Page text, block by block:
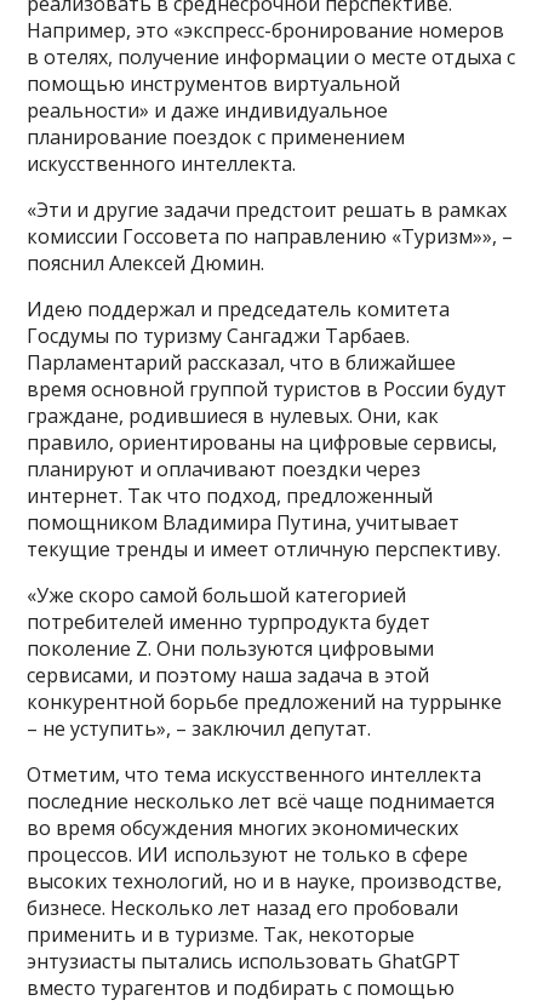
Например, это «экспресс-бронирование номеров
в отелях, получение информации о месте отдыха с
помощью инструментов виртуальной
реальности» и даже индивидуальное
планирование поездок с применением
искусственного интеллекта.
«Эти и другие задачи предстоит решать в рамках
комиссии Госсовета по направлению «Туризм»», –
пояснил Алексей Дюмин.
Идею поддержал и председатель комитета
Госдумы по туризму Сангаджи Тарбаев.
Парламентарий рассказал, что в ближайшее
время основной группой туристов в России будут
граждане, родившиеся в нулевых. Они, как
правило, ориентированы на цифровые сервисы,
планируют и оплачивают поездки через
интернет. Так что подход, предложенный
помощником Владимира Путина, учитывает
текущие тренды и имеет отличную перспективу.
«Уже скоро самой большой категорией
потребителей именно турпродукта будет
поколение Z. Они пользуются цифровыми
сервисами, и поэтому наша задача в этой
конкурентной борьбе предложений на туррынке
– не уступить», – заключил депутат.
Отметим, что тема искусственного интеллекта
последние несколько лет всё чаще поднимается
во время обсуждения многих экономических
процессов. ИИ используют не только в сфере
высоких технологий, но и в науке, производстве,
бизнесе. Несколько лет назад его пробовали
применить и в туризме. Так, некоторые
энтузиасты пытались использовать GhatGPT
вместо турагентов и подбирать с помощью